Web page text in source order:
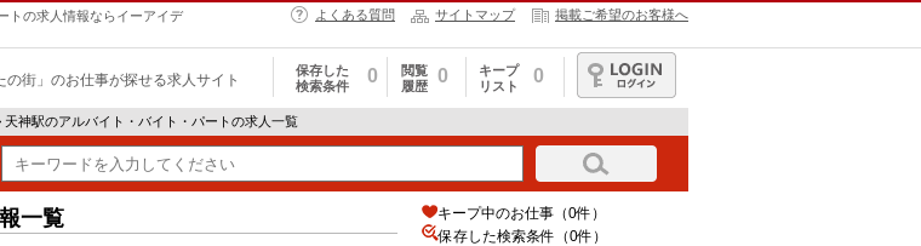
トの求人情報ならイーアイデ
よくある質問 サイトマップ 掲載ご希望のお客様へ
の街」のお仕事が探せる求人サイト
保存した
検索条件
0
閲覧
履歴
0
キープ
リスト
0
ログイン
天神駅のアルバイト・バイト・パートの求人一覧
一覧
キープ中のお仕事（0件）
保存した検索条件（0件）